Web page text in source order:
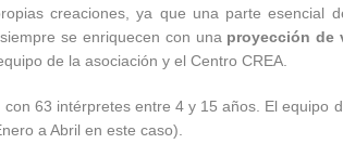
creaciones, ya que una parte esencial
se enriquecen con una proyección de
de la asociación y el Centro CREA.
63 intérpretes entre 4 y 15 años. El equipo
a Abril en este caso).